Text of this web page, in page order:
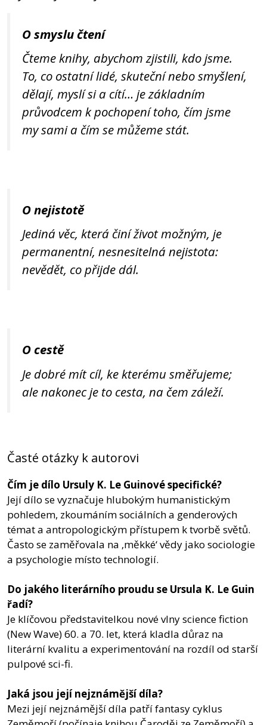
O smyslu čtení
Čteme knihy, abychom zjistili, kdo jsme.
To, co ostatní lidé, skuteční nebo smyšlení,
dělají, myslí si a cítí… je základním
průvodcem k pochopení toho, čím jsme
my sami a čím se můžeme stát.
O nejistotě
Jediná věc, která činí život možným, je
permanentní, nesnesitelná nejistota:
nevědět, co přijde dál.
O cestě
Je dobré mít cíl, ke kterému směřujeme;
ale nakonec je to cesta, na čem záleží.
Časté otázky k autorovi
Čím je dílo Ursuly K. Le Guinové specifické?
Její dílo se vyznačuje hlubokým humanistickým
pohledem, zkoumáním sociálních a genderových
témat a antropologickým přístupem k tvorbě světů.
Často se zaměřovala na ‚měkké‘ vědy jako sociologie
a psychologie místo technologií.
Do jakého literárního proudu se Ursula K. Le Guin
řadí?
Je klíčovou představitelkou nové vlny science fiction
(New Wave) 60. a 70. let, která kladla důraz na
literární kvalitu a experimentování na rozdíl od starší
pulpové sci-fi.
Jaká jsou její nejznámější díla?
Mezi její nejznámější díla patří fantasy cyklus